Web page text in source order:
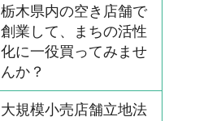
栃木県内の空き店舗で
創業して、まちの活性
化に一役買ってみませ
んか？
大規模小売店舗立地法